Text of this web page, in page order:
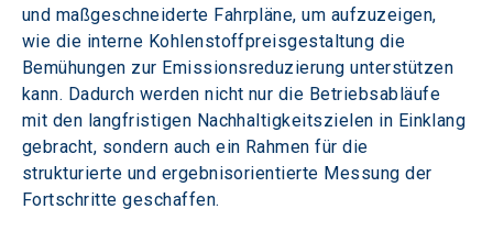
und maßgeschneiderte Fahrpläne, um aufzuzeigen,
wie die interne Kohlenstoffpreisgestaltung die
Bemühungen zur Emissionsreduzierung unterstützen
kann. Dadurch werden nicht nur die Betriebsabläufe
mit den langfristigen Nachhaltigkeitszielen in Einklang
gebracht, sondern auch ein Rahmen für die
strukturierte und ergebnisorientierte Messung der
Fortschritte geschaffen.